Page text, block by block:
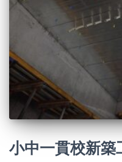
小中一貫校新築